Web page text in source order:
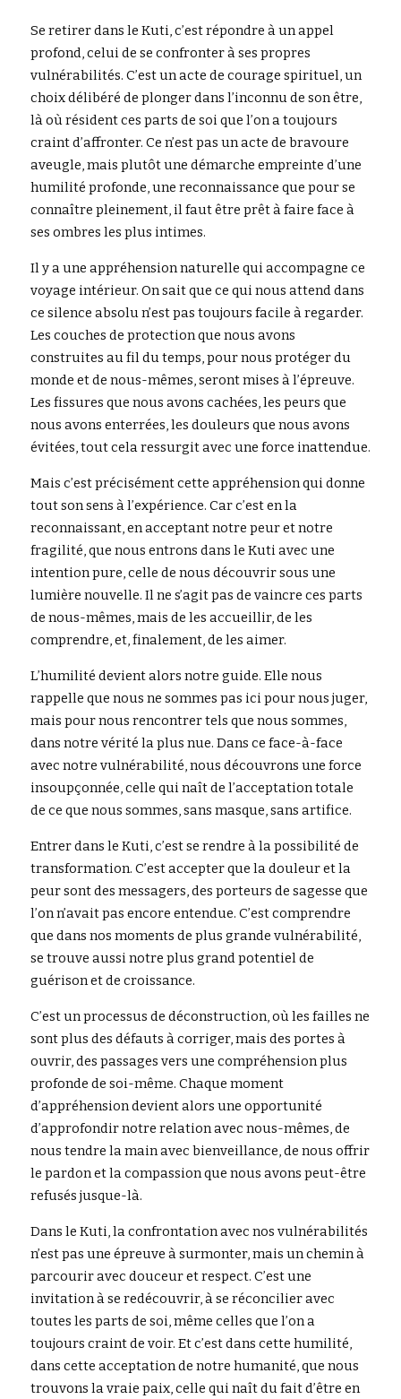
Se retirer dans le Kuti, c’est répondre à un appel
profond, celui de se confronter à ses propres
vulnérabilités. C’est un acte de courage spirituel, un
choix délibéré de plonger dans l’inconnu de son être,
là où résident ces parts de soi que l’on a toujours
craint d’affronter. Ce n’est pas un acte de bravoure
aveugle, mais plutôt une démarche empreinte d’une
humilité profonde, une reconnaissance que pour se
connaître pleinement, il faut être prêt à faire face à
ses ombres les plus intimes.
Il y a une appréhension naturelle qui accompagne ce
voyage intérieur. On sait que ce qui nous attend dans
ce silence absolu n’est pas toujours facile à regarder.
Les couches de protection que nous avons
construites au fil du temps, pour nous protéger du
monde et de nous-mêmes, seront mises à l’épreuve.
Les fissures que nous avons cachées, les peurs que
nous avons enterrées, les douleurs que nous avons
évitées, tout cela ressurgit avec une force inattendue.
Mais c’est précisément cette appréhension qui donne
tout son sens à l’expérience. Car c’est en la
reconnaissant, en acceptant notre peur et notre
fragilité, que nous entrons dans le Kuti avec une
intention pure, celle de nous découvrir sous une
lumière nouvelle. Il ne s’agit pas de vaincre ces parts
de nous-mêmes, mais de les accueillir, de les
comprendre, et, finalement, de les aimer.
L’humilité devient alors notre guide. Elle nous
rappelle que nous ne sommes pas ici pour nous juger,
mais pour nous rencontrer tels que nous sommes,
dans notre vérité la plus nue. Dans ce face-à-face
avec notre vulnérabilité, nous découvrons une force
insoupçonnée, celle qui naît de l’acceptation totale
de ce que nous sommes, sans masque, sans artifice.
Entrer dans le Kuti, c’est se rendre à la possibilité de
transformation. C’est accepter que la douleur et la
peur sont des messagers, des porteurs de sagesse que
l’on n’avait pas encore entendue. C’est comprendre
que dans nos moments de plus grande vulnérabilité,
se trouve aussi notre plus grand potentiel de
guérison et de croissance.
C’est un processus de déconstruction, où les failles ne
sont plus des défauts à corriger, mais des portes à
ouvrir, des passages vers une compréhension plus
profonde de soi-même. Chaque moment
d’appréhension devient alors une opportunité
d’approfondir notre relation avec nous-mêmes, de
nous tendre la main avec bienveillance, de nous offrir
le pardon et la compassion que nous avons peut-être
refusés jusque-là.
Dans le Kuti, la confrontation avec nos vulnérabilités
n’est pas une épreuve à surmonter, mais un chemin à
parcourir avec douceur et respect. C’est une
invitation à se redécouvrir, à se réconcilier avec
toutes les parts de soi, même celles que l’on a
toujours craint de voir. Et c’est dans cette humilité,
dans cette acceptation de notre humanité, que nous
trouvons la vraie paix, celle qui naît du fait d’être en